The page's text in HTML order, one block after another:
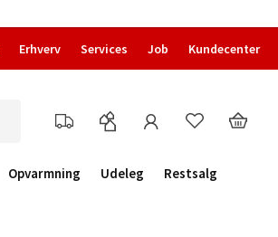
Erhverv Services Job Kundecenter
Opvarmning Udeleg
Restsalg